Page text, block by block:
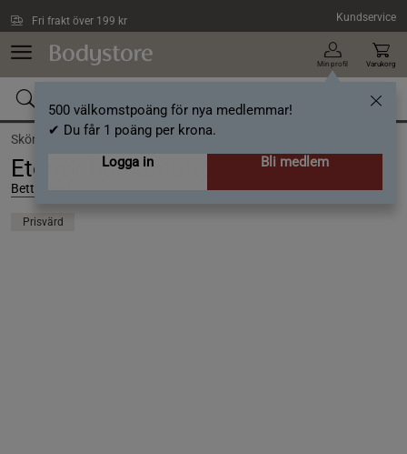
Fri frakt över 199 kr Kundservice
Min profil
500 välkomstpoäng för nya medlemmar!
✔ Du får 1 poäng per krona.
Logga in
Bli medlem
Varukorg
Skönhet /Eteriska Oljor
Eterisk Bergamottolja 10 ml
Better You
Prisvärd